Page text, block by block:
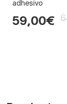
adhesivo
59,00€